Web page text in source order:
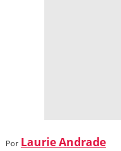
Por Laurie Andrade